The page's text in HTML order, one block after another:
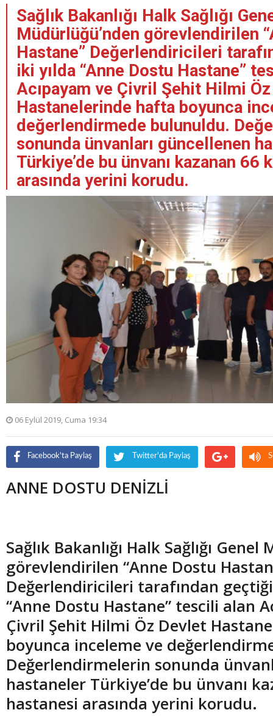
Sağlık Bakanlığı Halk Sağlığı
Müdürlüğü’nden görevlendirilen
Hastane” Değerlendiricileri
iki yılda “Anne Dostu Hastane”
Acıpayam ve Çivril Şehit Hilmi
Hastanelerinde hafta boyunca
değerlendirmede bulunuldu.
sonunda ünvanları güncellenen
Türkiye’de bu ünvanı kazanan 66
arasında yerini korudu.
06 Eylül 2019, Cuma 19:34
Facebook'ta Paylaş Twitter'da Paylaş
ANNE DOSTU DENİZLİ
Sağlık Bakanlığı Halk Sağlığı
görevlendirilen “Anne Dostu
Değerlendiricileri tarafından
“Anne Dostu Hastane” tescili alan
Çivril Şehit Hilmi Öz Devlet
boyunca inceleme ve
Değerlendirmelerin sonunda
hastaneler Türkiye’de bu ünvanı
hastanesi arasında yerini korudu.